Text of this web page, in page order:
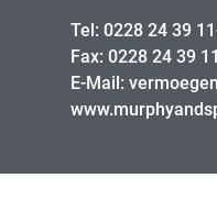
Tel: 0228 24 39
Fax: 0228 24 39
E-Mail: